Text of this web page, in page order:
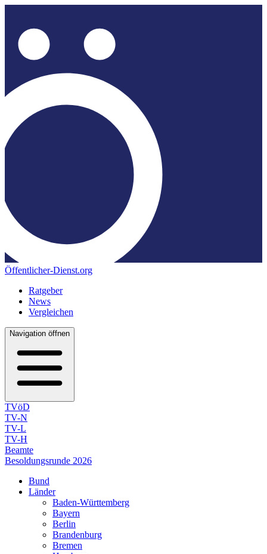
Öffentlicher-Dienst.org
Ratgeber
News
Vergleichen
Navigation öffnen
TVöD
TV-N
TV-L
TV-H
Beamte
Besoldungsrunde 2026
Bund
Länder
Baden-Württemberg
Bayern
Berlin
Brandenburg
Bremen